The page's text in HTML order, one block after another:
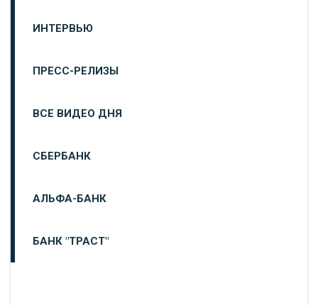
ИНТЕРВЬЮ
ПРЕСС-РЕЛИЗЫ
ВСЕ ВИДЕО ДНЯ
СБЕРБАНК
АЛЬФА-БАНК
БАНК "ТРАСТ"